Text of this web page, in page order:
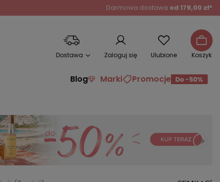
Darmowa dostawa od 179,00 zł*
Dostawa Zaloguj się Ulubione Koszyk
Blog Marki Promocje